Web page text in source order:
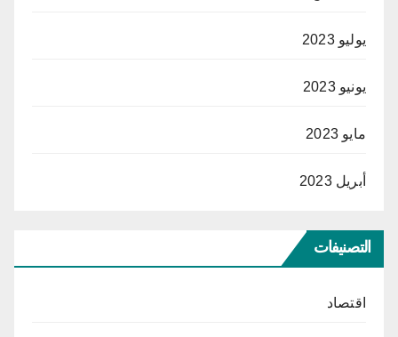
يوليو 2023
يونيو 2023
مايو 2023
أبريل 2023
التصنيفات
اقتصاد